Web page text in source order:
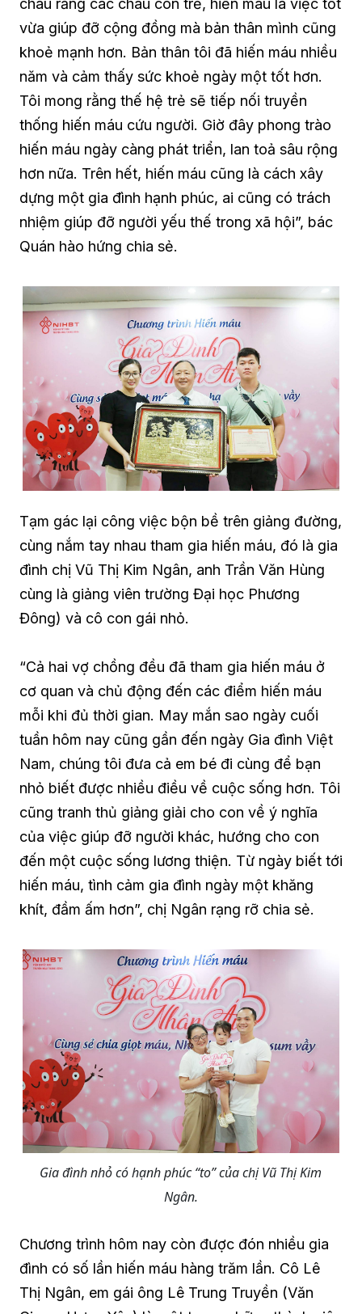
cháu rằng các cháu còn trẻ, hiến máu là việc tốt
vừa giúp đỡ cộng đồng mà bản thân mình cũng
khoẻ mạnh hơn. Bản thân tôi đã hiến máu nhiều
năm và cảm thấy sức khoẻ ngày một tốt hơn.
Tôi mong rằng thế hệ trẻ sẽ tiếp nối truyền
thống hiến máu cứu người. Giờ đây phong trào
hiến máu ngày càng phát triển, lan toả sâu rộng
hơn nữa. Trên hết, hiến máu cũng là cách xây
dựng một gia đình hạnh phúc, ai cũng có trách
nhiệm giúp đỡ người yếu thế trong xã hội”, bác
Quán hào hứng chia sẻ.
Tạm gác lại công việc bộn bề trên giảng đường,
cùng nắm tay nhau tham gia hiến máu, đó là gia
đình chị Vũ Thị Kim Ngân, anh Trần Văn Hùng
cùng là giảng viên trường Đại học Phương
Đông) và cô con gái nhỏ.
“Cả hai vợ chồng đều đã tham gia hiến máu ở
cơ quan và chủ động đến các điểm hiến máu
mỗi khi đủ thời gian. May mắn sao ngày cuối
tuần hôm nay cũng gần đến ngày Gia đình Việt
Nam, chúng tôi đưa cả em bé đi cùng để bạn
nhỏ biết được nhiều điều về cuộc sống hơn. Tôi
cũng tranh thủ giảng giải cho con về ý nghĩa
của việc giúp đỡ người khác, hướng cho con
đến một cuộc sống lương thiện. Từ ngày biết tới
hiến máu, tình cảm gia đình ngày một khăng
khít, đầm ấm hơn”, chị Ngân rạng rỡ chia sẻ.
Gia đình nhỏ có hạnh phúc “to” của chị Vũ Thị Kim
Ngân.
Chương trình hôm nay còn được đón nhiều gia
đình có số lần hiến máu hàng trăm lần. Cô Lê
Thị Ngân, em gái ông Lê Trung Truyền (Văn